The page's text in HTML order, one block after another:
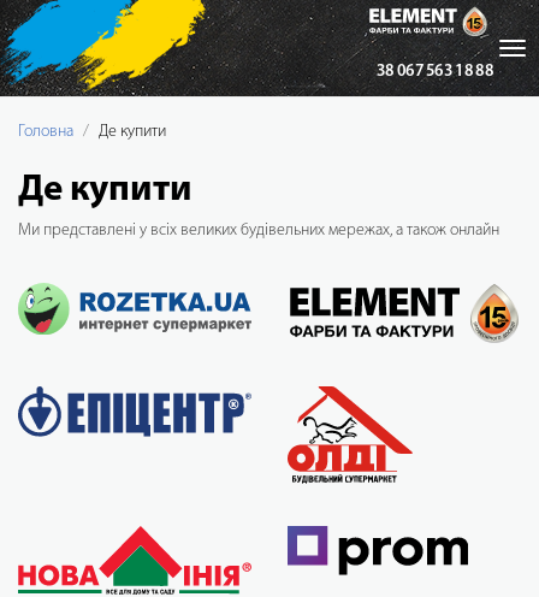
38 067 563 18 88
Головна Де купити
Де купити
Ми представлені у всіх великих будівельних мережах, а також онлайн